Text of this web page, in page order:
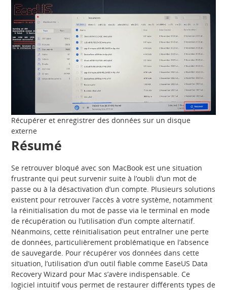
Récupérer et enregistrer des données sur un disque
externe
Résumé
Se retrouver bloqué avec son MacBook est une situation
frustrante qui peut survenir suite à l’oubli d’un mot de
passe ou à la désactivation d’un compte. Plusieurs solutions
existent pour retrouver l’accès à votre système, notamment
la réinitialisation du mot de passe via le terminal en mode
de récupération ou l’utilisation d’un compte alternatif.
Néanmoins, cette réinitialisation peut entraîner une perte
de données, particulièrement problématique en l’absence
de sauvegarde. Pour récupérer vos données dans cette
situation, l’utilisation d’un outil fiable comme EaseUS Data
Recovery Wizard pour Mac s’avère indispensable. Ce
logiciel intuitif vous permet de restaurer différents types de